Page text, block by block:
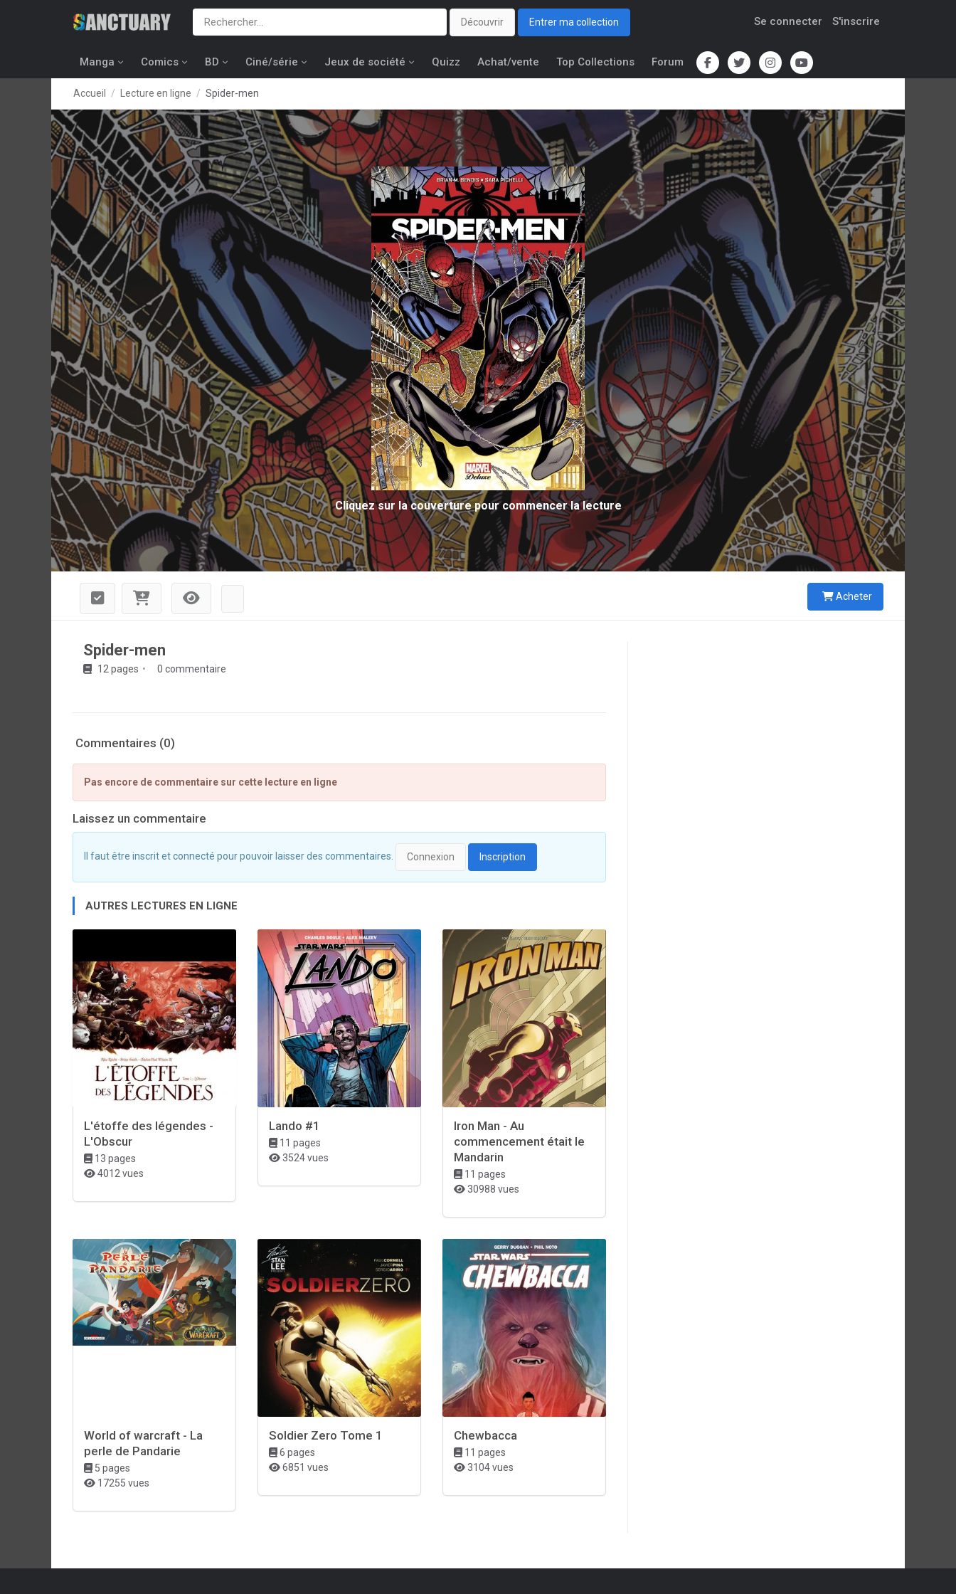
Découvrir Entrer ma collection Se connecter S'inscrire
Manga Comics BD Ciné/série Jeux de société Quizz Achat/vente Top Collections Forum
Accueil Lecture en ligne Spider-men
Cliquez sur la couverture pour commencer la lecture
Acheter
Spider-men
12 pages 0 commentaire
Commentaires (0)
Pas encore de commentaire sur cette lecture en ligne
Laissez un commentaire
Il faut être inscrit et connecté pour pouvoir laisser des commentaires. Connexion Inscription
AUTRES LECTURES EN LIGNE
L'étoffe des légendes -
L'Obscur
13 pages
4012 vues
Lando #1
11 pages
3524 vues
Iron Man - Au
commencement était le
Mandarin
11 pages
30988 vues
World of warcraft - La
perle de Pandarie
5 pages
17255 vues
Soldier Zero Tome 1
6 pages
6851 vues
Chewbacca
11 pages
3104 vues